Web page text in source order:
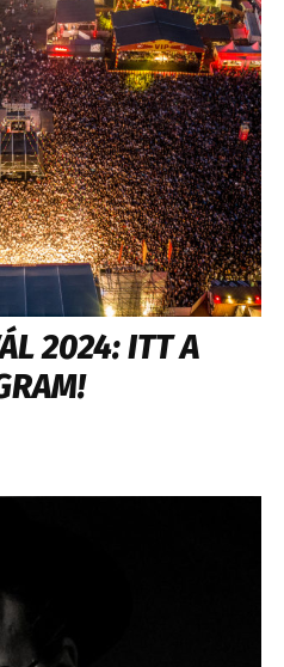
2024: ITT A